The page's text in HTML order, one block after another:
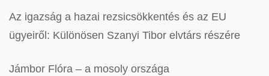
Az igazság a hazai rezsicsökkentés és az EU
ügyeiről: Különösen Szanyi Tibor elvtárs részére
Jámbor Flóra – a mosoly országa